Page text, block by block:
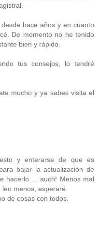
hace años y en cuanto
De momento no he tenido
bien y rápido.
tus consejos, lo tendré
mucho y ya sabes visita el
y enterarse de que es
bajar la actualización de
hacerlo ... auch! Menos mal
menos, esperaré.
de cosas con todos.